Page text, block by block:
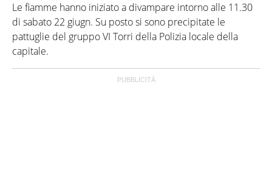
Le fiamme hanno iniziato a divampare intorno alle 11.30
di sabato 22 giugn. Su posto si sono precipitate le
pattuglie del gruppo VI Torri della Polizia locale della
capitale.